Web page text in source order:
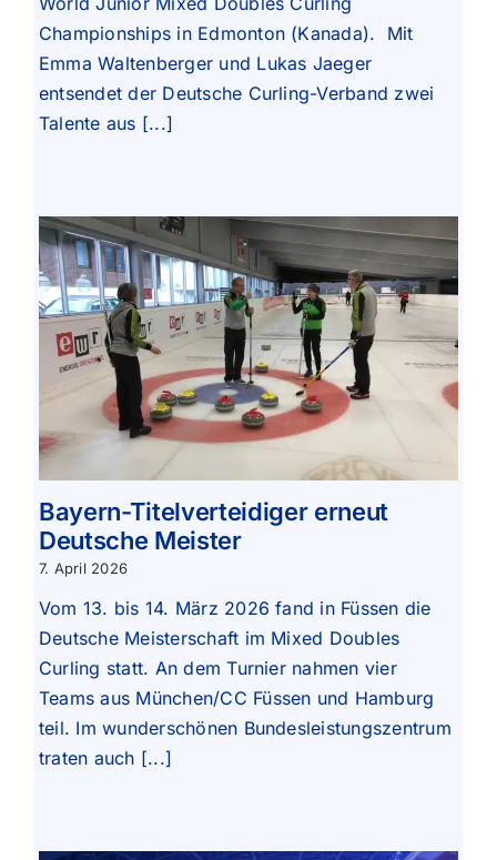
Championships in Edmonton (Kanada). Mit
Emma Waltenberger und Lukas Jaeger
entsendet der Deutsche Curling-Verband zwei
Talente aus [...]
Bayern-Titelverteidiger erneut
Deutsche Meister
7. April 2026
Vom 13. bis 14. März 2026 fand in Füssen die
Deutsche Meisterschaft im Mixed Doubles
Curling statt. An dem Turnier nahmen vier
Teams aus München/CC Füssen und Hamburg
teil. Im wunderschönen Bundesleistungszentrum
traten auch [...]